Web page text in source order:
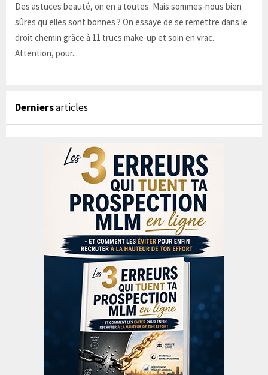
Des astuces beauté, on en a toutes. Mais sommes-nous bien
sûres qu'elles sont bonnes ? On essaye de se remettre dans le
droit chemin grâce à 11 trucs make-up et soin en vrac.
Attention, pour...
Derniersarticles